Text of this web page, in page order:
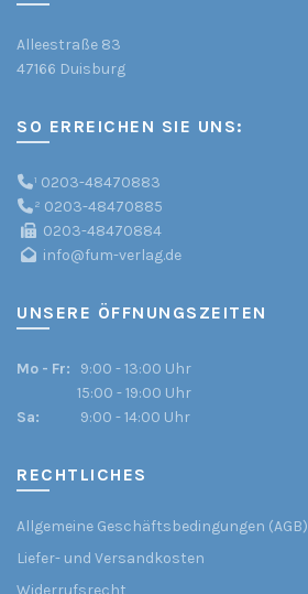
Alleestraße 83
47166 Duisburg
SO ERREICHEN SIE UNS:
¹ 0203-48470883
² 0203-48470885
0203-48470884
info@fum-verlag.de
UNSERE ÖFFNUNGSZEITEN
Mo - Fr:
9:00 - 13:00 Uhr
15:00 - 19:00 Uhr
Sa:
9:00 - 14:00 Uhr
RECHTLICHES
Allgemeine Geschäftsbedingungen (AGB)
Liefer- und Versandkosten
Widerrufsrecht